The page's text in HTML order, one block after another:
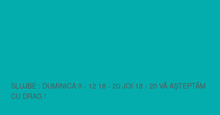
SLUJBE : DUMINICA 9 - 12 18 - 20 JOI 18 - 20 VĂ AȘTEPTĂM
CU DRAG !